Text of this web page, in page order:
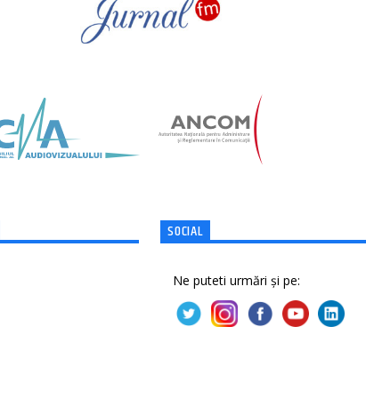
SOCIAL
Ne puteti urmări și pe: